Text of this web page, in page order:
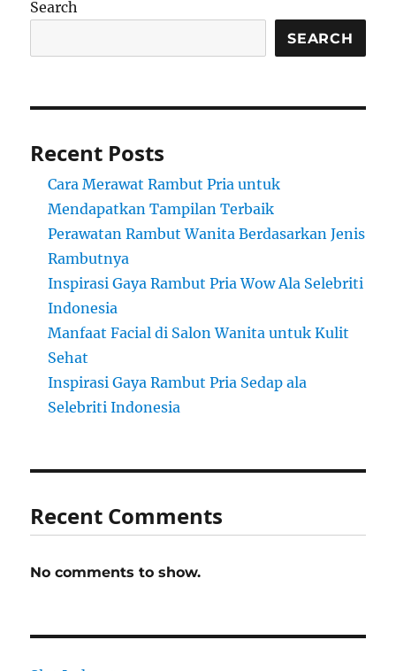
Search
SEARCH
Recent Posts
Cara Merawat Rambut Pria untuk
Mendapatkan Tampilan Terbaik
Perawatan Rambut Wanita Berdasarkan Jenis
Rambutnya
Inspirasi Gaya Rambut Pria Wow Ala Selebriti
Indonesia
Manfaat Facial di Salon Wanita untuk Kulit
Sehat
Inspirasi Gaya Rambut Pria Sedap ala
Selebriti Indonesia
Recent Comments
No comments to show.